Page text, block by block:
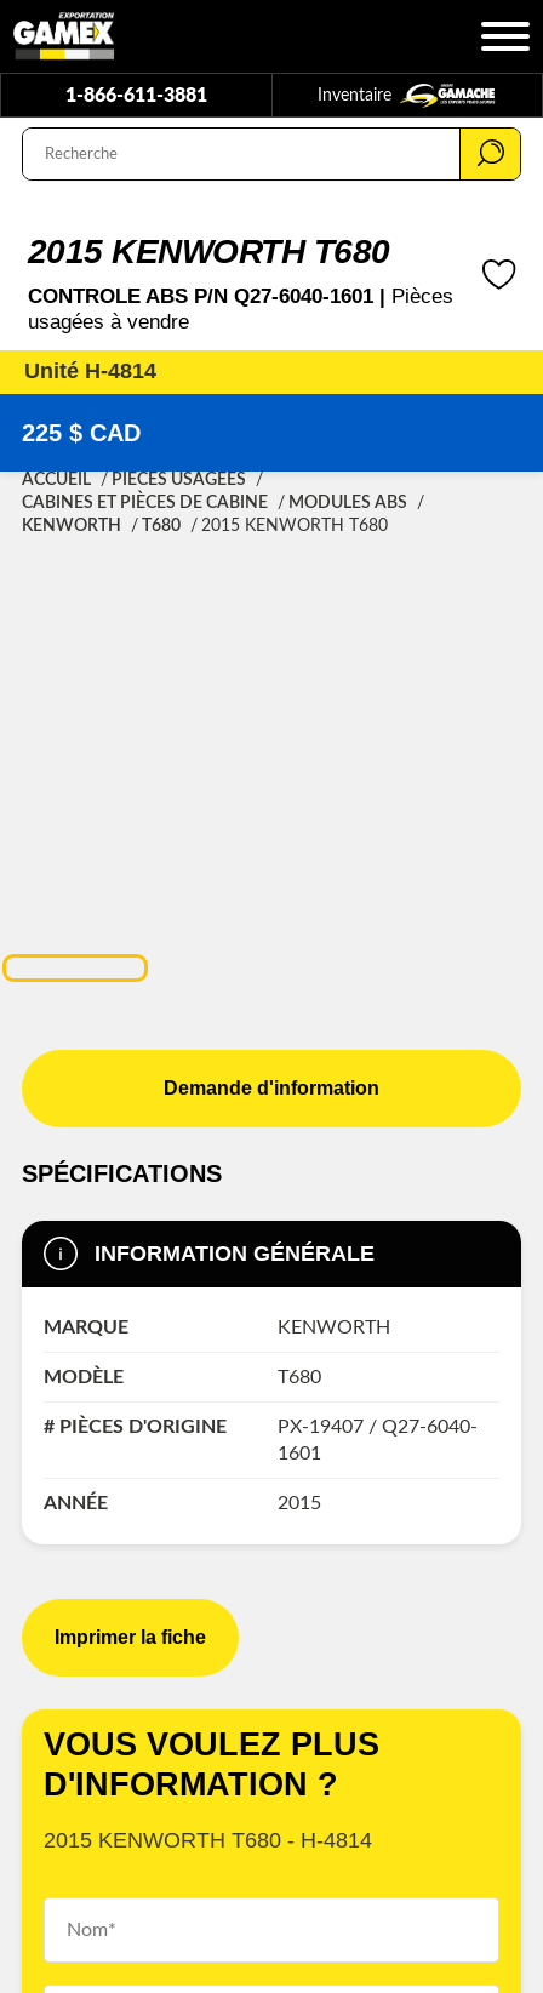
1-866-611-3881 Inventaire
2015 KENWORTH T680
CONTROLE ABS P/N Q27-6040-1601 | Pièces
usagées à vendre
Unité H-4814
225 $ CAD
ACCUEIL
PIÈCES USAGÉES
CABINES ET PIÈCES DE CABINE
MODULES ABS
KENWORTH
T680 2015 KENWORTH T680
Demande d'information
SPÉCIFICATIONS
INFORMATION GÉNÉRALE
MARQUE KENWORTH
MODÈLE T680
# PIÈCES D'ORIGINE
PX-19407 / Q27-6040-
1601
ANNÉE 2015
Imprimer la fiche
VOUS VOULEZ PLUS
D'INFORMATION ?
2015 KENWORTH T680 - H-4814